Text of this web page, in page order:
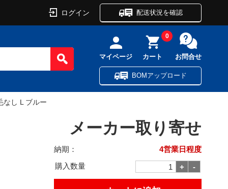
ログイン 配送状況を確認
マイページ カート
0
お問合せ
BOMアップロード
なし L ブルー
メーカー取り寄せ
納期：
4営業日程度
購入数量